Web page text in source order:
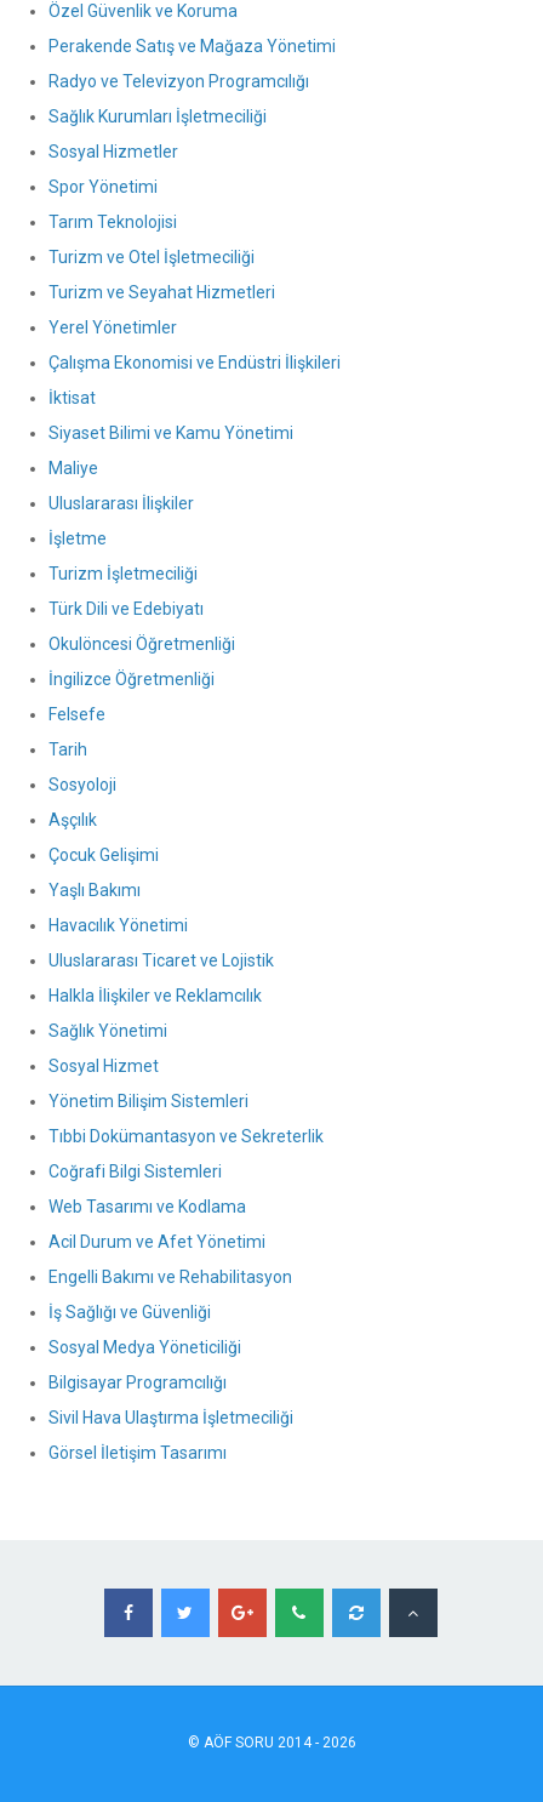
Özel Güvenlik ve Koruma
Perakende Satış ve Mağaza Yönetimi
Radyo ve Televizyon Programcılığı
Sağlık Kurumları İşletmeciliği
Sosyal Hizmetler
Spor Yönetimi
Tarım Teknolojisi
Turizm ve Otel İşletmeciliği
Turizm ve Seyahat Hizmetleri
Yerel Yönetimler
Çalışma Ekonomisi ve Endüstri İlişkileri
İktisat
Siyaset Bilimi ve Kamu Yönetimi
Maliye
Uluslararası İlişkiler
İşletme
Turizm İşletmeciliği
Türk Dili ve Edebiyatı
Okulöncesi Öğretmenliği
İngilizce Öğretmenliği
Felsefe
Tarih
Sosyoloji
Aşçılık
Çocuk Gelişimi
Yaşlı Bakımı
Havacılık Yönetimi
Uluslararası Ticaret ve Lojistik
Halkla İlişkiler ve Reklamcılık
Sağlık Yönetimi
Sosyal Hizmet
Yönetim Bilişim Sistemleri
Tıbbi Dokümantasyon ve Sekreterlik
Coğrafi Bilgi Sistemleri
Web Tasarımı ve Kodlama
Acil Durum ve Afet Yönetimi
Engelli Bakımı ve Rehabilitasyon
İş Sağlığı ve Güvenliği
Sosyal Medya Yöneticiliği
Bilgisayar Programcılığı
Sivil Hava Ulaştırma İşletmeciliği
Görsel İletişim Tasarımı
© AÖFSORU 2014 - 2026